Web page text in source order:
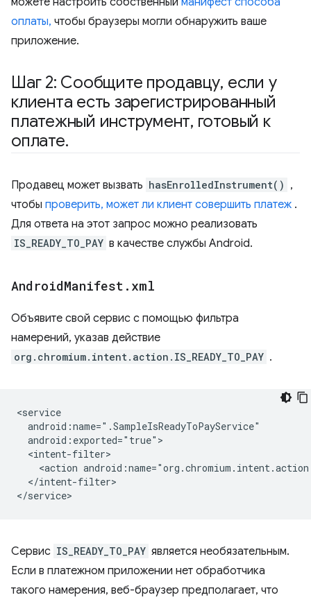
оплаты, чтобы браузеры могли обнаружить ваше
приложение.
Шаг 2: Сообщите продавцу, если у
клиента есть зарегистрированный
платежный инструмент, готовый к
оплате.
Продавец может вызвать hasEnrolledInstrument() ,
чтобы проверить, может ли клиент совершить платеж .
Для ответа на этот запрос можно реализовать
IS_READY_TO_PAY в качестве службы Android.
AndroidManifest . xml
Объявите свой сервис с помощью фильтра
намерений, указав действие
org.chromium.intent.action.IS_READY_TO_PAY .
<action
</intent-filter>
Сервис IS_READY_TO_PAY является необязательным.
Если в платежном приложении нет обработчика
такого намерения, веб-браузер предполагает, что